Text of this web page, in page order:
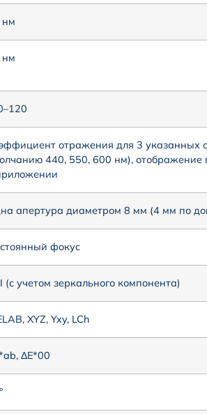
нм
нм
отражения для 3 указанных
440, 550, 600 нм),
апертура диаметром 8 мм (4 мм по
фокус
(с учетом зеркального компонента)
XYZ, Yxy, LCh
ΔE*00